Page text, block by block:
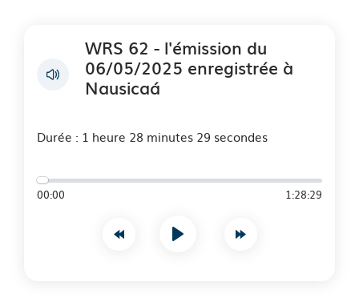
WRS 62 - l'émission du
06/05/2025 enregistrée à
Nausicaá
Durée : 1 heure 28 minutes 29 secondes
00:00 1:28:29